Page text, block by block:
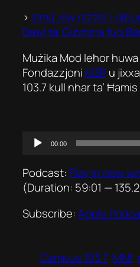
> Isma’ jew niżżel l-
Dawlta’ Ġiżimina fuq
Mużika Mod Ieħor
Fondazzjoni M3Pu
103.7 kull nhar ta’
Audio
Player
00:00
Podcast: Play in new
(Duration: 59:01 —
Subscribe:Apple
Campus 103.7 MMI